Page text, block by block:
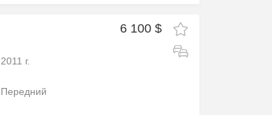
6 100 $
2011 г.
Передний